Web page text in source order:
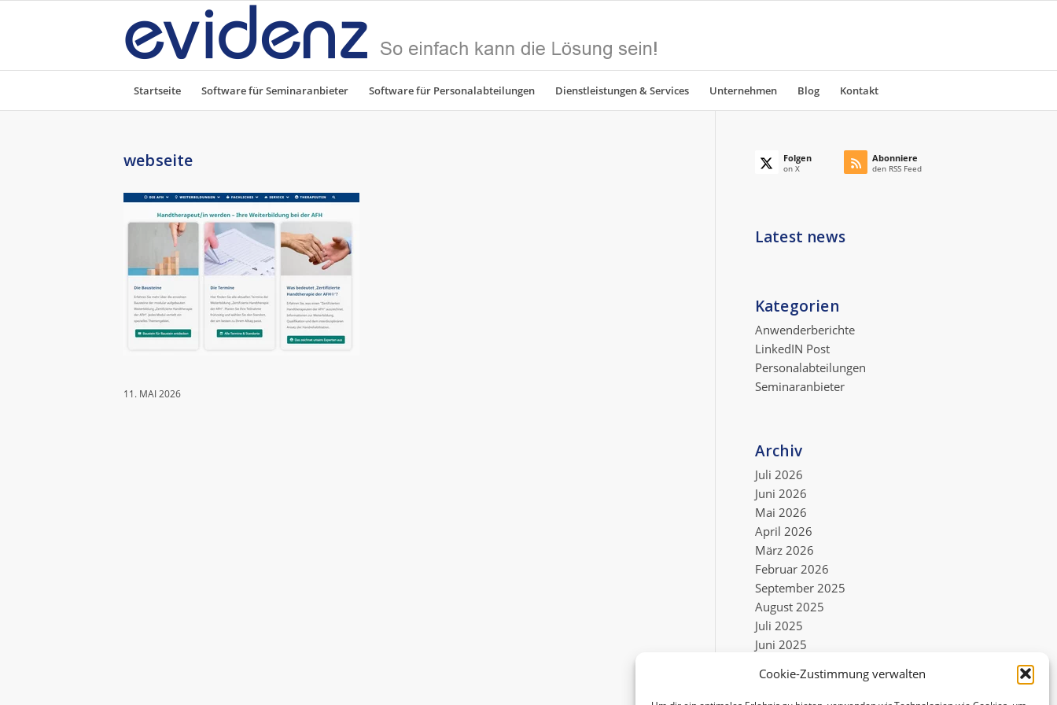
Cookie-Zustimmung verwalten
Startseite Software für Seminaranbieter Software für Personalabteilungen Dienstleistungen & Services Unternehmen Blog Kontakt
webseite
11. MAI 2026
Folgen
on X
Abonniere
den RSS Feed
Latest news
Kategorien
Anwenderberichte
LinkedIN Post
Personalabteilungen
Seminaranbieter
Archiv
Juli 2026
Juni 2026
Mai 2026
April 2026
März 2026
Februar 2026
September 2025
August 2025
Juli 2025
Juni 2025
Mai 2022
Dezember 2021